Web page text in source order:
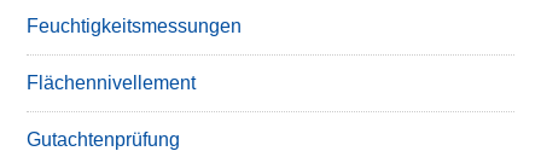
Feuchtigkeitsmessungen
Flächennivellement
Gutachtenprüfung